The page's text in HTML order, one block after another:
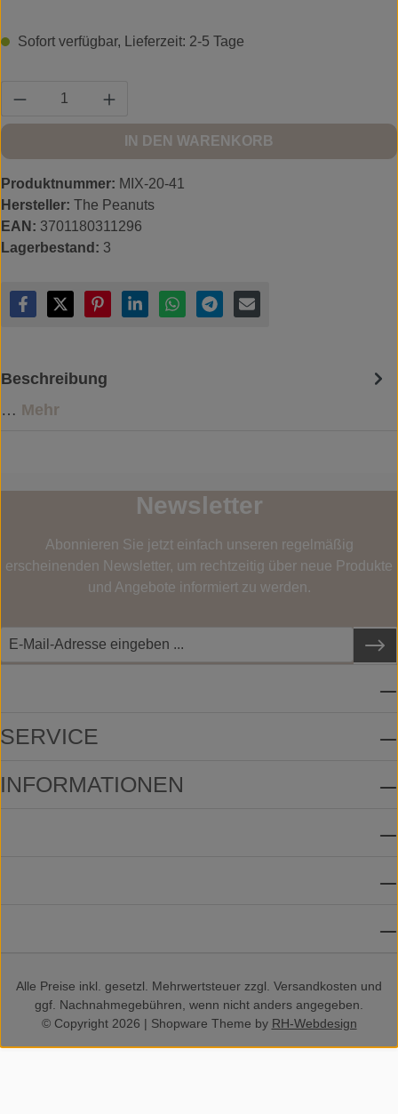
Sofort verfügbar, Lieferzeit: 2-5 Tage
Produkt Anzahl: Gib den gewünschten Wert
IN DEN WARENKORB
Produktnummer: MIX-20-41
Hersteller: The Peanuts
EAN: 3701180311296
Lagerbestand: 3
Beschreibung
… Mehr
Newsletter
Abonnieren Sie jetzt einfach unseren regelmäßig
erscheinenden Newsletter, um rechtzeitig über neue Produkte
und Angebote informiert zu werden.
SERVICE
INFORMATIONEN
Alle Preise inkl. gesetzl. Mehrwertsteuer zzgl. Versandkosten und
ggf. Nachnahmegebühren, wenn nicht anders angegeben.
© Copyright 2026 | Shopware Theme by RH-Webdesign